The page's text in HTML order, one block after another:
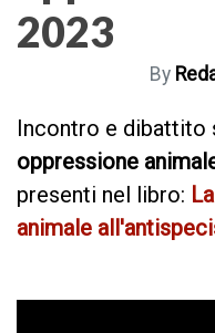
2023
By
Incontro e dibattito
oppressione
presenti nel libro:
animale